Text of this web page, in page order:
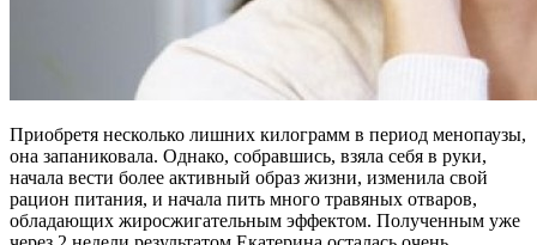
Приобретя несколько лишних килограмм в период менопаузы,
она запаниковала. Однако, собравшись, взяла себя в руки,
начала вести более активный образ жизни, изменила свой
рацион питания, и начала пить много травяных отваров,
обладающих жиросжигательным эффектом. Полученным уже